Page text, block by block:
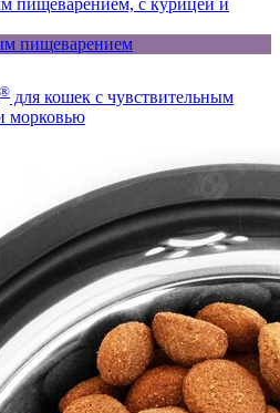
пищеварением
® для кошек с чувствительным
морковью